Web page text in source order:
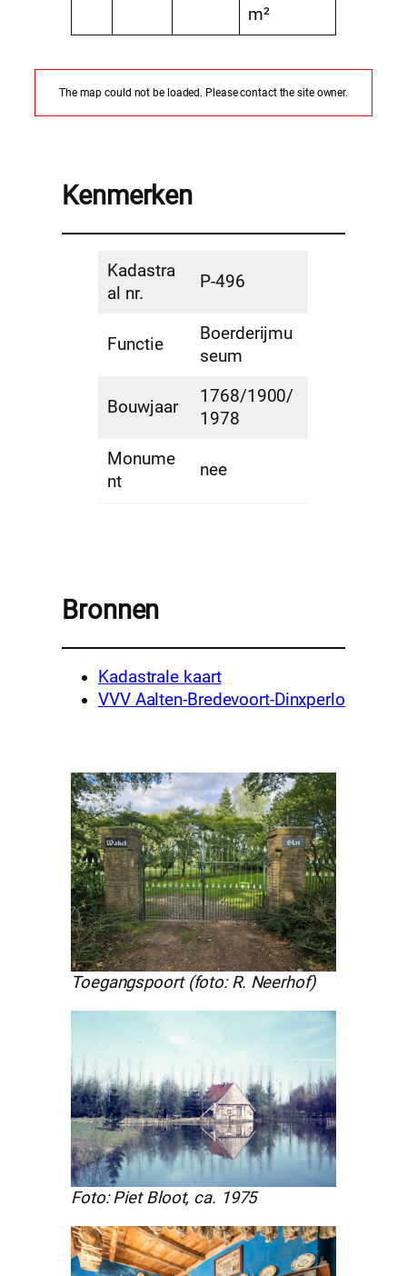
m²
The map could not be loaded. Please contact the site owner.
Kenmerken
Kadastra
al nr.
P-496
Functie
Boerderijmu
seum
Bouwjaar
1768/1900/
1978
Monume
nt
nee
Bronnen
Kadastrale kaart
VVV Aalten-Bredevoort-Dinxperlo
Toegangspoort (foto: R. Neerhof)
Foto: Piet Bloot, ca. 1975